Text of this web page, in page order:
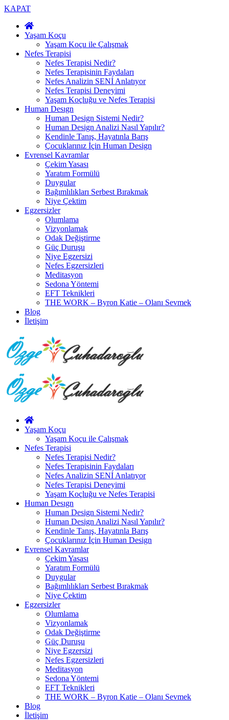
KAPAT
Yaşam Koçu
Yaşam Koçu ile Çalışmak
Nefes Terapisi
Nefes Terapisi Nedir?
Nefes Terapisinin Faydaları
Nefes Analizin SENİ Anlatıyor
Nefes Terapisi Deneyimi
Yaşam Koçluğu ve Nefes Terapisi
Human Desıgn
Human Design Sistemi Nedir?
Human Design Analizi Nasıl Yapılır?
Kendinle Tanış, Hayatınla Barış
Çocuklarınız İçin Human Design
Evrensel Kavramlar
Çekim Yasası
Yaratım Formülü
Duygular
Bağımlılıkları Serbest Bırakmak
Niye Çektim
Egzersizler
Olumlama
Vizyonlamak
Odak Değiştirme
Güç Duruşu
Niye Egzersizi
Nefes Egzersizleri
Meditasyon
Sedona Yöntemi
EFT Teknikleri
THE WORK – Byron Katie – Olanı Sevmek
Blog
İletişim
Yaşam Koçu
Yaşam Koçu ile Çalışmak
Nefes Terapisi
Nefes Terapisi Nedir?
Nefes Terapisinin Faydaları
Nefes Analizin SENİ Anlatıyor
Nefes Terapisi Deneyimi
Yaşam Koçluğu ve Nefes Terapisi
Human Desıgn
Human Design Sistemi Nedir?
Human Design Analizi Nasıl Yapılır?
Kendinle Tanış, Hayatınla Barış
Çocuklarınız İçin Human Design
Evrensel Kavramlar
Çekim Yasası
Yaratım Formülü
Duygular
Bağımlılıkları Serbest Bırakmak
Niye Çektim
Egzersizler
Olumlama
Vizyonlamak
Odak Değiştirme
Güç Duruşu
Niye Egzersizi
Nefes Egzersizleri
Meditasyon
Sedona Yöntemi
EFT Teknikleri
THE WORK – Byron Katie – Olanı Sevmek
Blog
İletişim